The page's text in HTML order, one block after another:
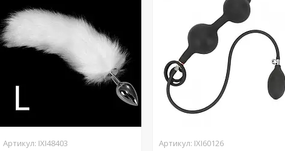
IXI48403 IXI60126